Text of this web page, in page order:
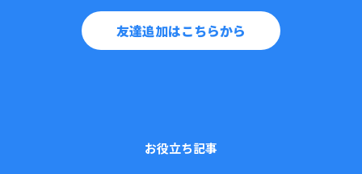
友達追加はこちらから
お役立ち記事